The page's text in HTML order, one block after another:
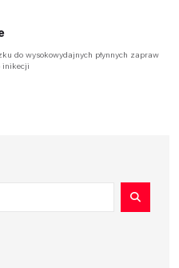
do wysokowydajnych płynnych zapraw
inikecji